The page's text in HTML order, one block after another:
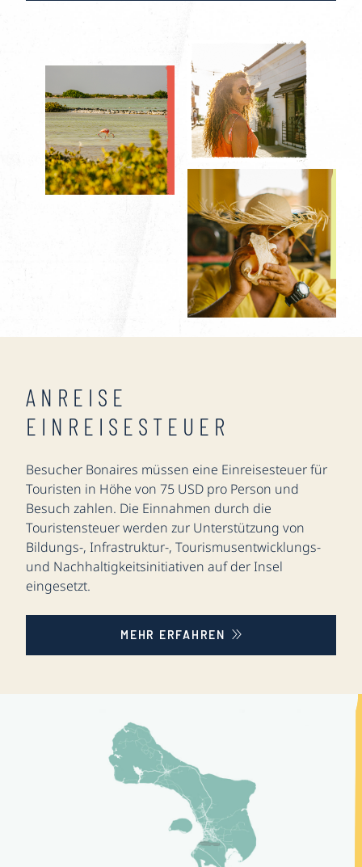
ANREISE
EINREISESTEUER
Besucher Bonaires müssen eine Einreisesteuer für
Touristen in Höhe von 75 USD pro Person und
Besuch zahlen. Die Einnahmen durch die
Touristensteuer werden zur Unterstützung von
Bildungs-, Infrastruktur-, Tourismusentwicklungs-
und Nachhaltigkeitsinitiativen auf der Insel
eingesetzt.
MEHR ERFAHREN